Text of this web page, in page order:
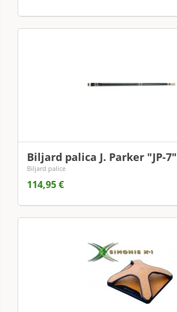
Biljard palica J. Parker "JP-7"
Biljard palice
114,95 €